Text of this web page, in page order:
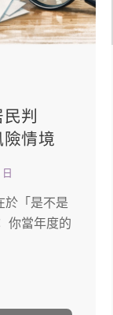
判
情境
於「是不是
你當年度的